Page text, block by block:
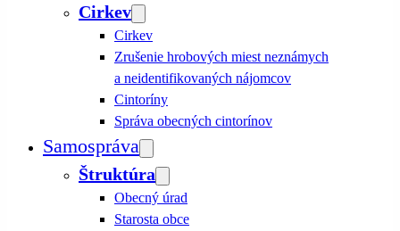
Cirkev
Cirkev
Zrušenie hrobových miest neznámych
a neidentifikovaných nájomcov
Cintoríny
Správa obecných cintorínov
Samospráva
Štruktúra
Obecný úrad
Starosta obce